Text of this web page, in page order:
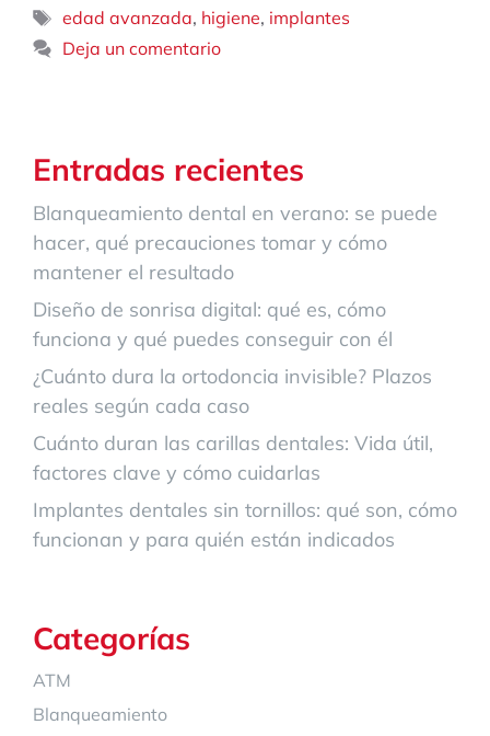
Etiquetas
edad avanzada, higiene, implantes
Deja un comentario
Entradas recientes
Blanqueamiento dental en verano: se puede
hacer, qué precauciones tomar y cómo
mantener el resultado
Diseño de sonrisa digital: qué es, cómo
funciona y qué puedes conseguir con él
¿Cuánto dura la ortodoncia invisible? Plazos
reales según cada caso
Cuánto duran las carillas dentales: Vida útil,
factores clave y cómo cuidarlas
Implantes dentales sin tornillos: qué son, cómo
funcionan y para quién están indicados
Categorías
ATM
Blanqueamiento